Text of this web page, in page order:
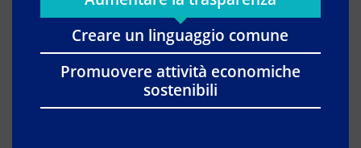
Creare un linguaggio comune
Promuovere attività economiche
sostenibili